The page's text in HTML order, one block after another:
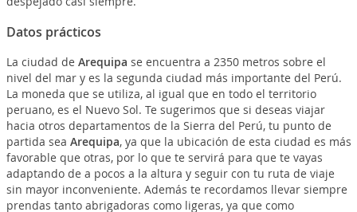
Datos prácticos
La ciudad de Arequipa se encuentra a 2350 metros sobre el
nivel del mar y es la segunda ciudad más importante del Perú.
La moneda que se utiliza, al igual que en todo el territorio
peruano, es el Nuevo Sol. Te sugerimos que si deseas viajar
hacia otros departamentos de la Sierra del Perú, tu punto de
partida sea Arequipa, ya que la ubicación de esta ciudad es más
favorable que otras, por lo que te servirá para que te vayas
adaptando de a pocos a la altura y seguir con tu ruta de viaje
sin mayor inconveniente. Además te recordamos llevar siempre
prendas tanto abrigadoras como ligeras, ya que como